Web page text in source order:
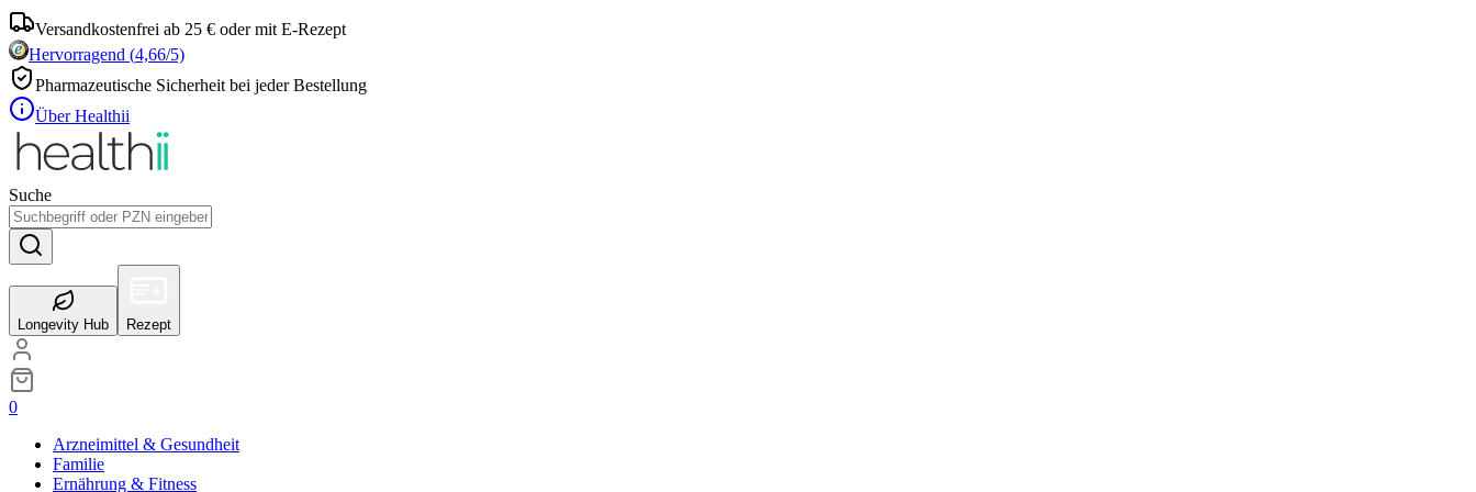
Versandkostenfrei ab 25 € oder mit E-Rezept
Hervorragend (4,66/5)
Pharmazeutische Sicherheit bei jeder Bestellung
Über Healthii
Suche
Longevity Hub Rezept
0
Arzneimittel & Gesundheit
Familie
Ernährung & Fitness